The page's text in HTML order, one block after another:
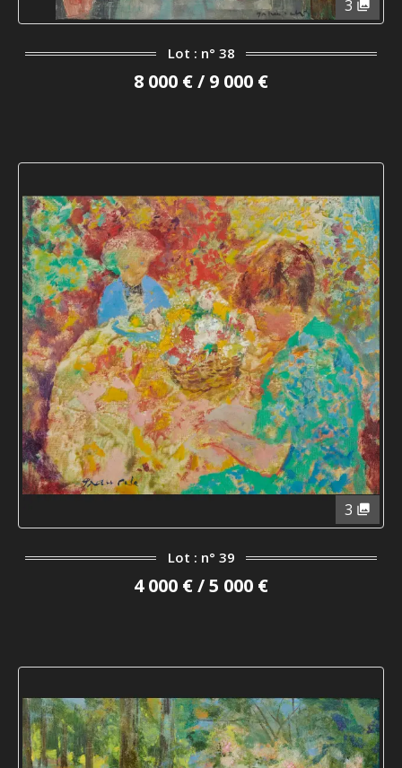
3
Lot : n° 38
8 000 € / 9 000 €
3
Lot : n° 39
4 000 € / 5 000 €